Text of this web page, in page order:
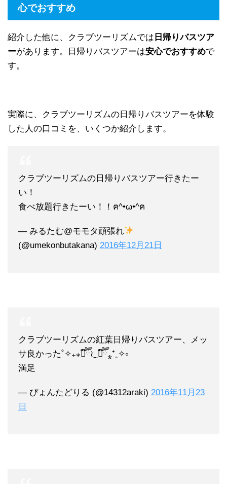
心でおすすめ
紹介した他に、クラブツーリズムでは 日帰りバスツア
ーがあります。日帰りバスツアーは安心でおすすめで
す。
実際に、クラブツーリズムの日帰りバスツアーを体験
した人の口コミを、いくつか紹介します。
クラブツーリズムの日帰りバスツアー行きたー
い！
食べ放題行きたーい！！ฅ^•ω•^ฅ
— みるたむ@モモタ頑張れ
(@umekonbutakana) 2016年12月21日
クラブツーリズムの紅葉日帰りバスツアー、メッ
サ良かった˚✧₊⁎❝᷀ົཽ≀ˍ̮ ❝᷀ົཽ⁎⁺˳✧༚
満足
— ぴょんたどりる (@14312araki) 2016年11月23
日